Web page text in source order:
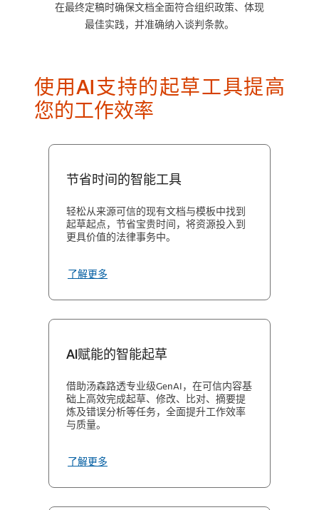
在最终定稿时确保文档全面符合组织政策、体现
最佳实践，并准确纳入谈判条款。
使用AI支持的起草工具提高
您的工作效率
节省时间的智能工具
轻松从来源可信的现有文档与模板中找到
起草起点，节省宝贵时间，将资源投入到
更具价值的法律事务中。
了解更多
AI赋能的智能起草
借助汤森路透专业级GenAI，在可信内容基
础上高效完成起草、修改、比对、摘要提
炼及错误分析等任务，全面提升工作效率
与质量。
了解更多